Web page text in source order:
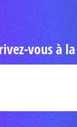
vous à